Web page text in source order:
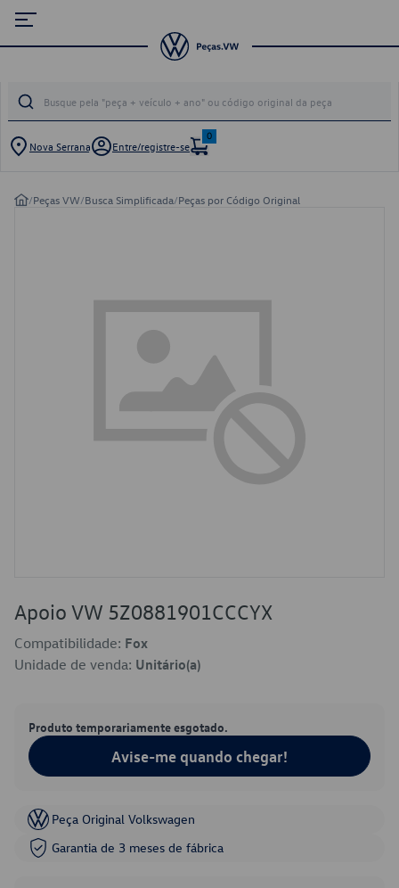
Nova Serrana Entre/registre-se
0
/Peças VW/Busca Simplificada/Peças por Código Original
Apoio VW 5Z0881901CCCYX
Compatibilidade: Fox
Unidade de venda: Unitário(a)
Produto temporariamente esgotado.
Avise-me quando chegar!
Peça Original Volkswagen
Garantia de 3 meses de fábrica